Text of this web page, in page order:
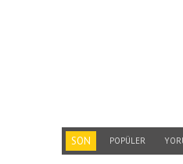
SON POPÜLER